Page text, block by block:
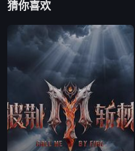
猜你喜欢